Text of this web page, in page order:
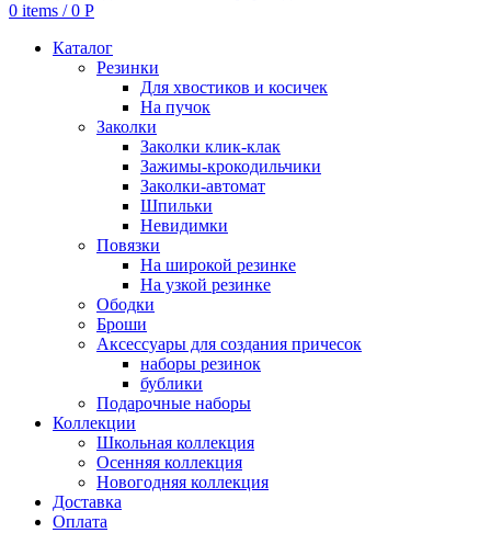
0 items / 0 Р
Каталог
Резинки
Для хвостиков и косичек
На пучок
Заколки
Заколки клик-клак
Зажимы-крокодильчики
Заколки-автомат
Шпильки
Невидимки
Повязки
На широкой резинке
На узкой резинке
Ободки
Броши
Аксессуары для создания причесок
наборы резинок
бублики
Подарочные наборы
Коллекции
Школьная коллекция
Осенняя коллекция
Новогодняя коллекция
Доставка
Оплата